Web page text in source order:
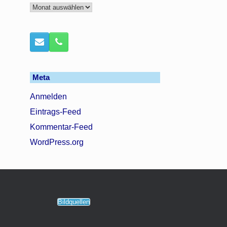
Archiv
Meta
Anmelden
Eintrags-Feed
Kommentar-Feed
WordPress.org
Bildquellen